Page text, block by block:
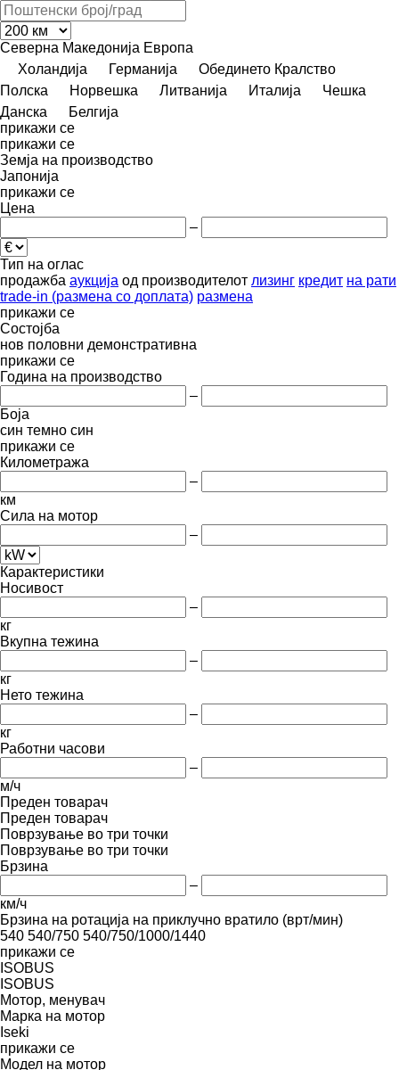
Северна Македонија Европа
Холандија
Германија
Обединето Кралство
Полска
Норвешка Литванија Италија
Чешка
Данска
Белгија
прикажи се
прикажи се
Земја на производство
Јапонија
прикажи се
Цена
–
Тип на оглас
продажба аукција од производителот лизинг кредит на рати
trade-in (размена со доплата) размена
прикажи се
Состојба
нов половни демонстративна
прикажи се
Година на производство
–
Боја
син темно син
прикажи се
Километража
–
км
Сила на мотор
–
Карактеристики
Носивост
–
кг
Вкупна тежина
–
кг
Нето тежина
–
кг
Работни часови
–
м/ч
Преден товарач
Преден товарач
Поврзување во три точки
Поврзување во три точки
Брзина
–
км/ч
Брзина на ротација на приклучно вратило (врт/мин)
540 540/750 540/750/1000/1440
прикажи се
ISOBUS
ISOBUS
Мотор, менувач
Марка на мотор
Iseki
прикажи се
Модел на мотор